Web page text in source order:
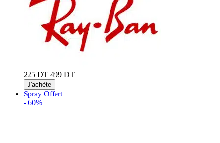
225 DT 499 DT
J'achète
Spray Offert
- 60%